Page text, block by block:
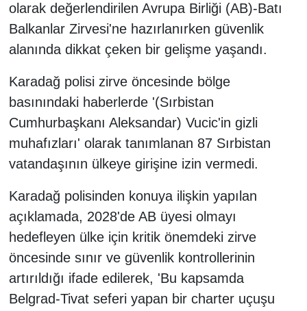
olarak değerlendirilen Avrupa Birliği (AB)-Batı
Balkanlar Zirvesi'ne hazırlanırken güvenlik
alanında dikkat çeken bir gelişme yaşandı.
Karadağ polisi zirve öncesinde bölge
basınındaki haberlerde '(Sırbistan
Cumhurbaşkanı Aleksandar) Vucic'in gizli
muhafızları' olarak tanımlanan 87 Sırbistan
vatandaşının ülkeye girişine izin vermedi.
Karadağ polisinden konuya ilişkin yapılan
açıklamada, 2028'de AB üyesi olmayı
hedefleyen ülke için kritik önemdeki zirve
öncesinde sınır ve güvenlik kontrollerinin
artırıldığı ifade edilerek, 'Bu kapsamda
Belgrad-Tivat seferi yapan bir charter uçuşu